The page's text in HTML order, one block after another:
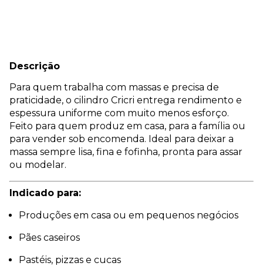
Descrição
Para quem trabalha com massas e precisa de
praticidade, o cilindro Cricri entrega rendimento e
espessura uniforme com muito menos esforço.
Feito para quem produz em casa, para a família ou
para vender sob encomenda. Ideal para deixar a
massa sempre lisa, fina e fofinha, pronta para assar
ou modelar.
Indicado para:
Produções em casa ou em pequenos negócios
Pães caseiros
Pastéis, pizzas e cucas